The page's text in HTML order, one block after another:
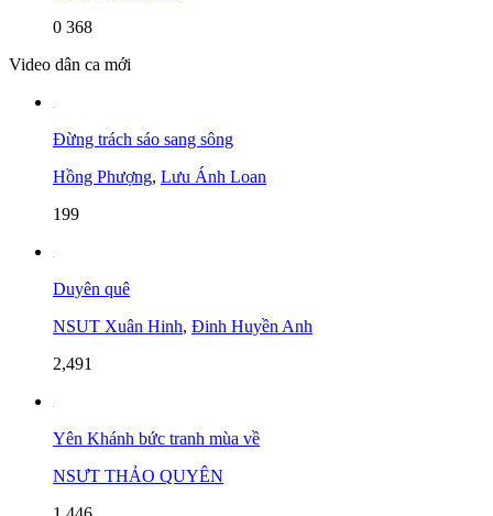
0 368
Video dân ca mới
Đừng trách sáo sang sông
Hồng Phượng, Lưu Ánh Loan
199
Duyên quê
NSUT Xuân Hinh, Đinh Huyền Anh
2,491
Yên Khánh bức tranh mùa về
NSƯT THẢO QUYÊN